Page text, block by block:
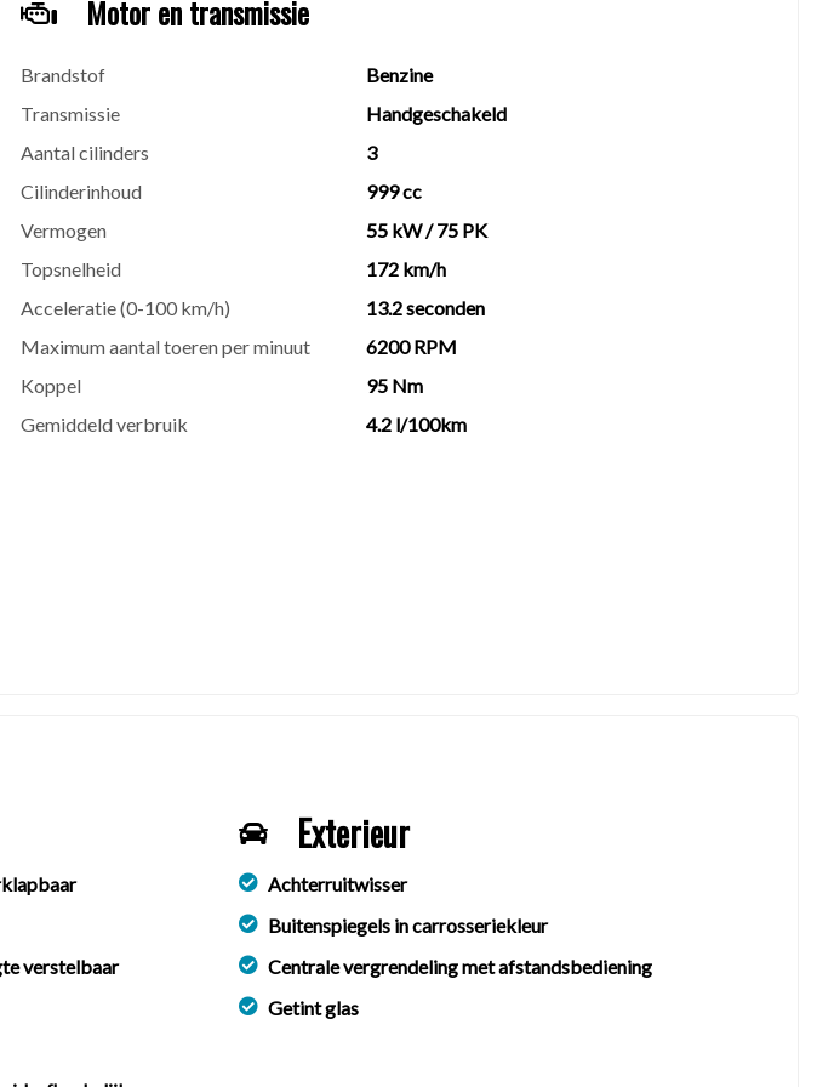
onze 3 maanden interne Servicegarantie. Kijk voor de voorwaarden en het
ZIJN ONDER VOORBEHOUD VAN PUBLICATIEFOUTEN,
AANKOOP KUNNEN BEINVLOEDEN.
Motor en transmissie
Brandstof
Benzine
Transmissie
Handgeschakeld
Aantal cilinders
3
Cilinderinhoud
999 cc
Vermogen
55 kW / 75 PK
Topsnelheid
172 km/h
Acceleratie (0-100 km/h)
13.2 seconden
Maximum aantal toeren per minuut
6200 RPM
Koppel
95 Nm
Gemiddeld verbruik
4.2 l/100km
verstelbaar
Exterieur
Achterruitwisser
Buitenspiegels in carrosseriekleur
Centrale vergrendeling met afstandsbediening
Getint glas